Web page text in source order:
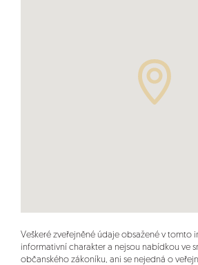
Veškeré zveřejněné údaje obsažené v tomto
informativní charakter a nejsou nabídkou ve
občanského zákoníku, ani se nejedná o